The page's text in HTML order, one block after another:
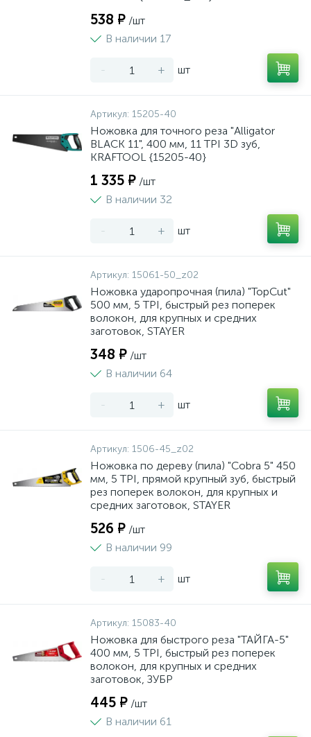
538 ₽ /шт
В наличии 17
- + шт
Артикул: 15205-40
Ножовка для точного реза "Alligator
BLACK 11", 400 мм, 11 TPI 3D зуб,
KRAFTOOL {15205-40}
1 335 ₽ /шт
В наличии 32
- + шт
Артикул: 15061-50_z02
Ножовка ударопрочная (пила) "TopCut"
500 мм, 5 TPI, быстрый рез поперек
волокон, для крупных и средних
заготовок, STAYER
348 ₽ /шт
В наличии 64
- + шт
Артикул: 1506-45_z02
Ножовка по дереву (пила) "Cobra 5" 450
мм, 5 TPI, прямой крупный зуб, быстрый
рез поперек волокон, для крупных и
средних заготовок, STAYER
526 ₽ /шт
В наличии 99
- + шт
Артикул: 15083-40
Ножовка для быстрого реза "ТАЙГА-5"
400 мм, 5 TPI, быстрый рез поперек
волокон, для крупных и средних
заготовок, ЗУБР
445 ₽ /шт
В наличии 61